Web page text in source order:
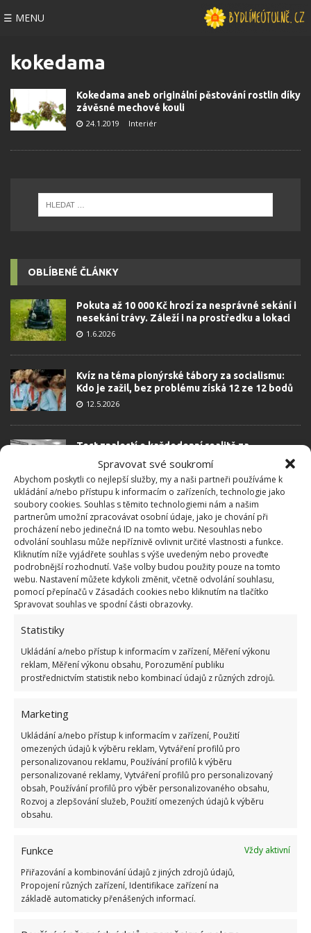
Spravovat své soukromí
Abychom poskytli co nejlepší služby, my a naši partneři používáme k
ukládání a/nebo přístupu k informacím o zařízeních, technologie jako
soubory cookies. Souhlas s těmito technologiemi nám a našim
partnerům umožní zpracovávat osobní údaje, jako je chování při
procházení nebo jedinečná ID na tomto webu. Nesouhlas nebo
odvolání souhlasu může nepříznivě ovlivnit určité vlastnosti a funkce.
Kliknutím níže vyjádřete souhlas s výše uvedeným nebo proveďte
podrobnější rozhodnutí. Vaše volby budou použity pouze na tomto
webu. Nastavení můžete kdykoli změnit, včetně odvolání souhlasu,
pomocí přepínačů v Zásadách cookies nebo kliknutím na tlačítko
Spravovat souhlas ve spodní části obrazovky.
Statistiky
Ukládání a/nebo přístup k informacím v zařízení, Měření výkonu
reklam, Měření výkonu obsahu, Porozumění publiku
prostřednictvím statistik nebo kombinací údajů z různých zdrojů.
Marketing
Ukládání a/nebo přístup k informacím v zařízení, Použití
omezených údajů k výběru reklam, Vytváření profilů pro
personalizovanou reklamu, Používání profilů k výběru
personalizované reklamy, Vytváření profilů pro personalizovaný
obsah, Používání profilů pro výběr personalizovaného obsahu,
Rozvoj a zlepšování služeb, Použití omezených údajů k výběru
obsahu.
Funkce
Vždy aktivní
Přiřazování a kombinování údajů z jiných zdrojů údajů,
Propojení různých zařízení, Identifikace zařízení na
základě automaticky přenášených informací.
☰ MENU
kokedama
Kokedama aneb originální pěstování rostlin díky
závěsné mechové kouli
24.1.2019 Interiér
OBLÍBENÉ ČLÁNKY
Pokuta až 10 000 Kč hrozí za nesprávné sekání i
nesekání trávy. Záleží i na prostředku a lokaci
1.6.2026
Kvíz na téma pionýrské tábory za socialismu:
Kdo je zažil, bez problému získá 12 ze 12 bodů
12.5.2026
Test znalostí o každodenní realitě za
komunismu: 10 retro otázek ukáže, kdo má
dobrý přehled
23.6.2026
Retro kvíz o oblíbených autech v dobách
socialismu: Tehdejší řidiči musí získat 10 z 10
bodů
6.5.2026
ŽHAVÉ NOVINKY
Pokojové rostliny pro začátečníky, které jsou
nenáročné a něco vydrží
7.8.2026
způsoby, jak její měkkost promění váš úklid